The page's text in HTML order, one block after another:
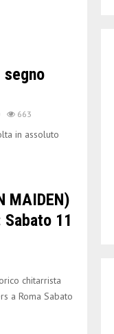
segno
663
in assoluto
MAIDEN)
Sabato 11
chitarrista
a Roma Sabato